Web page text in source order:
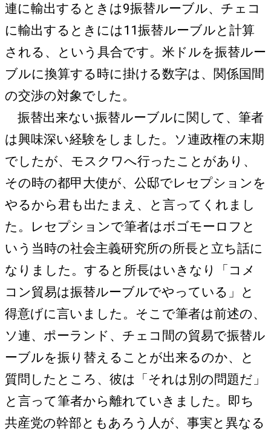
連に輸出するときは9振替ルーブル、チェコ
に輸出するときには11振替ルーブルと計算
される、という具合です。米ドルを振替ルー
ブルに換算する時に掛ける数字は、関係国間
の交渉の対象でした。
振替出来ない振替ルーブルに関して、筆者
は興味深い経験をしました。ソ連政権の末期
でしたが、モスクワへ行ったことがあり、
その時の都甲大使が、公邸でレセプションを
やるから君も出たまえ、と言ってくれまし
た。レセプションで筆者はボゴモーロフと
いう当時の社会主義研究所の所長と立ち話に
なりました。すると所長はいきなり「コメ
コン貿易は振替ルーブルでやっている」と
得意げに言いました。そこで筆者は前述の、
ソ連、ポーランド、チェコ間の貿易で振替ル
ーブルを振り替えることが出来るのか、と
質問したところ、彼は「それは別の問題だ」
と言って筆者から離れていきました。即ち
共産党の幹部ともあろう人が、事実と異なる